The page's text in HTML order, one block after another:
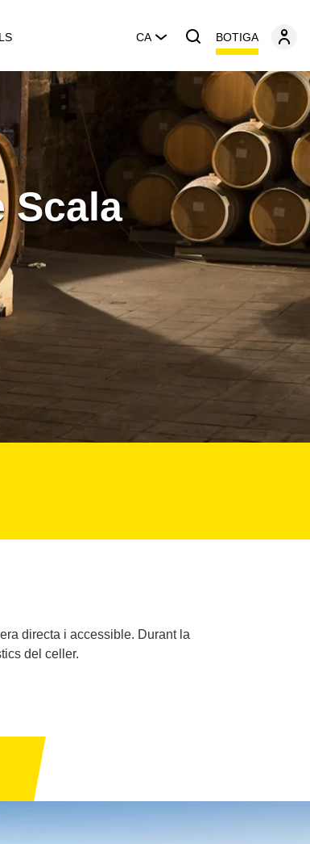
CA BOTIGA
Scala
directa i accessible. Durant la
del celler.